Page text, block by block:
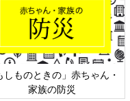
六星占術 細木かおりさん
相談